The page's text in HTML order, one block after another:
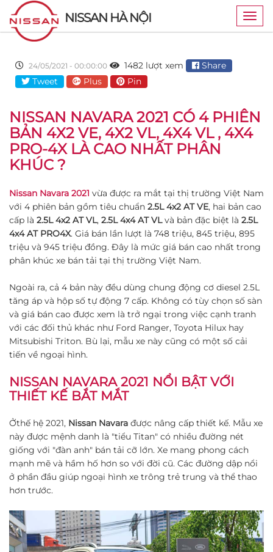
NISSAN HÀ NỘI
24/05/2021 - 00:00:00 1482 lượt xem
Share
Tweet
Plus Pin
NISSAN NAVARA 2021 CÓ 4 PHIÊN
BẢN 4X2 VE, 4X2 VL, 4X4 VL , 4X4
PRO-4X LÀ CAO NHẤT PHÂN
KHÚC ?
Nissan Navara 2021 vừa được ra mắt tại thị trường Việt Nam
với 4 phiên bản gồm tiêu chuẩn 2.5L 4x2 AT VE, hai bản cao
cấp là 2.5L 4x2 AT VL, 2.5L 4x4 AT VLvà bản đặc biệt là 2.5L
4x4 AT PRO4X. Giá bán lần lượt là 748 triệu, 845 triệu, 895
triệu và 945 triệu đồng. Đây là mức giá bán cao nhất trong
phân khúc xe bán tải tại thị trường Việt Nam.
Ngoài ra, cả 4 bản này đều dùng chung động cơ diesel 2.5L
tăng áp và hộp số tự động 7 cấp. Không có tùy chọn số sàn
và giá bán cao được xem là trở ngại trong việc cạnh tranh
với các đối thủ khác như Ford Ranger, Toyota Hilux hay
Mitsubishi Triton. Bù lại, mẫu xe này cũng có một số cải
tiến về ngoại hình.
NISSAN NAVARA 2021 NỔI BẬT VỚI
THIẾT KẾ BẮT MẮT
Ởthế hệ 2021, Nissan Navara được nâng cấp thiết kế. Mẫu xe
này được mệnh danh là "tiểu Titan" có nhiều đường nét
giống với "đàn anh" bán tải cỡ lớn. Xe mang phong cách
mạnh mẽ và hầm hố hơn so với đời cũ. Các đường dập nổi
ở phần đầu giúp ngoại hình xe trông trẻ trung và thể thao
hơn trước.